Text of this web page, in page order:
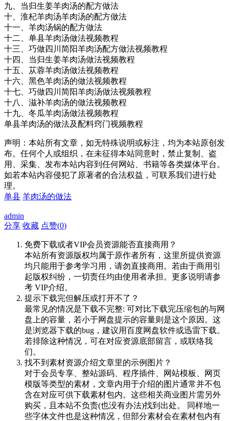
九、当归生姜羊肉汤的配方做法
十、淮杞羊肉汤羊肉汤的配方做法
十一、羊肉汤锅的配方做法
十二、单县羊肉汤做法视频教程
十三、巧做四川简阳羊肉汤配方做法视频教程
十四、当归生姜羊肉汤做法视频教程
十五、苁蓉羊肉汤做法视频教程
十六、黑色羊肉汤的做法视频教程
十七、巧做四川简阳羊肉汤做法视频教程
十八、滋补羊肉汤的做法视频教程
十九、冬瓜羊肉汤做法视频教程
单县羊肉汤的做法及配料窍门视频教程
声明：本站所有文章，如无特殊说明或标注，均为本站原创发
布。任何个人或组织，在未征得本站同意时，禁止复制、盗
用、采集、发布本站内容到任何网站、书籍等各类媒体平台。
如若本站内容侵犯了原著者的合法权益，可联系我们进行处
理。
单县 羊肉汤的做法
admin
分享 收藏 点赞(0)
免费下载或者VIP会员资源能否直接商用？
本站所有资源版权均属于原作者所有，这里所提供资源
均只能用于参考学习用，请勿直接商用。若由于商用引
起版权纠纷，一切责任均由使用者承担。更多说明请参
考 VIP介绍。
提示下载完但解压或打开不了？
最常见的情况是下载不完整: 可对比下载完压缩包的与网
盘上的容量，若小于网盘提示的容量则是这个原因。这
是浏览器下载的bug，建议用百度网盘软件或迅雷下载。
若排除这种情况，可在对应资源底部留言，或联络我
们。
找不到素材资源介绍文章里的示例图片？
对于会员专享、整站源码、程序插件、网站模板、网页
模版等类型的素材，文章内用于介绍的图片通常并不包
含在对应可供下载素材包内。这些相关商业图片需另外
购买，且本站不负责(也没有办法)找到出处。 同样地一
些字体文件也是这种情况，但部分素材会在素材包内有